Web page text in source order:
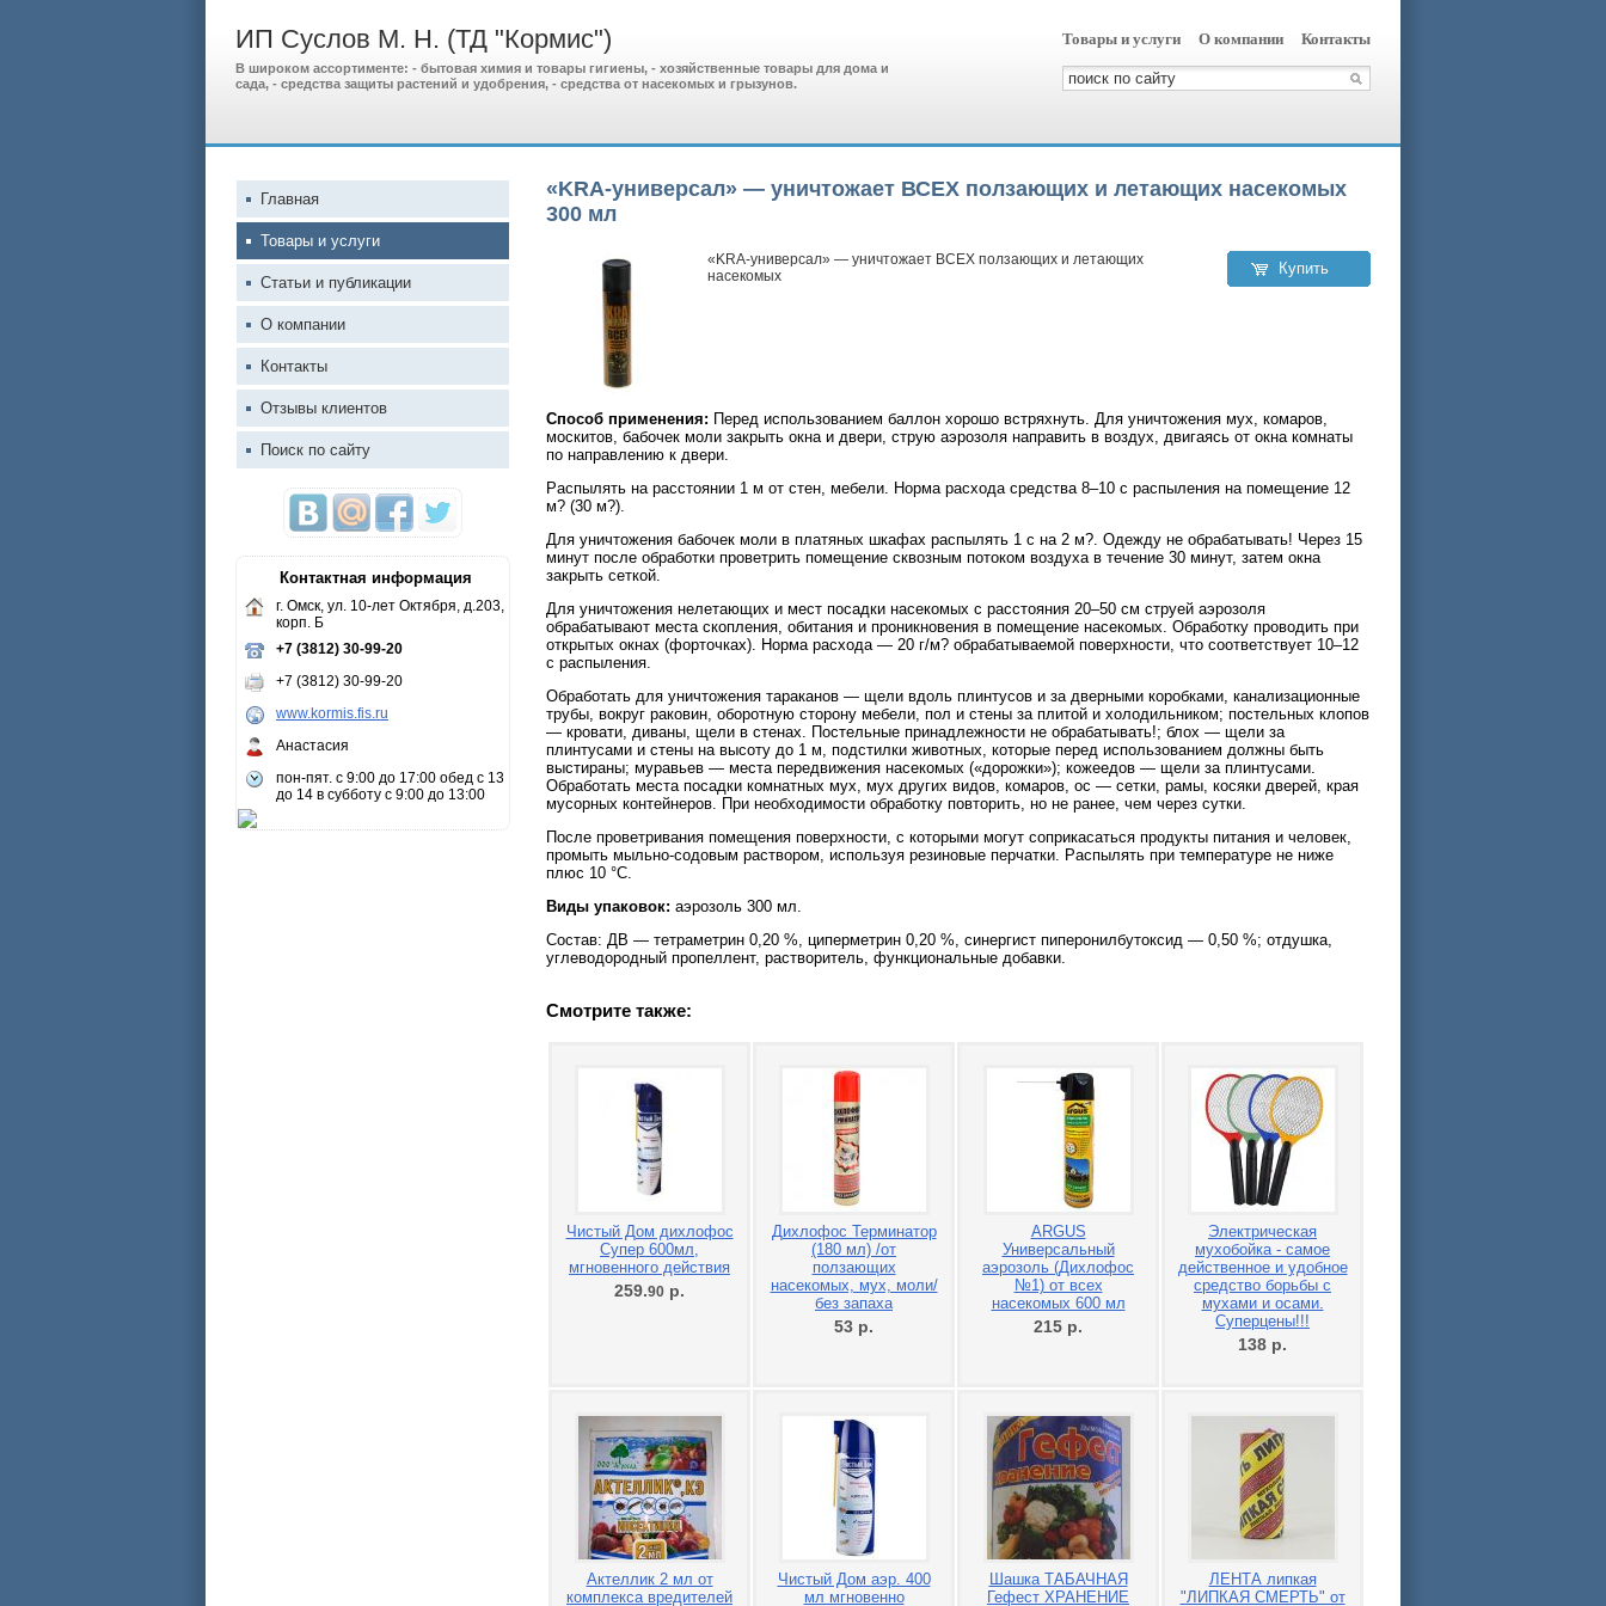
ИП Суслов М. Н. (ТД "Кормис")
В широком ассортименте: - бытовая химия и товары гигиены, - хозяйственные товары для дома и
сада, - средства защиты растений и удобрения, - средства от насекомых и грызунов.
Товары и услуги О компании Контакты
«KRA-универсал» — уничтожает ВСЕХ ползающих и летающих насекомых
300 мл
«KRA-универсал» — уничтожает ВСЕХ ползающих и летающих
насекомых
Купить
Способ применения: Перед использованием баллон хорошо встряхнуть. Для уничтожения мух, комаров,
москитов, бабочек моли закрыть окна и двери, струю аэрозоля направить в воздух, двигаясь от окна комнаты
по направлению к двери.
Распылять на расстоянии 1 м от стен, мебели. Норма расхода средства 8–10 с распыления на помещение 12
м? (30 м?).
Для уничтожения бабочек моли в платяных шкафах распылять 1 с на 2 м?. Одежду не обрабатывать! Через 15
минут после обработки проветрить помещение сквозным потоком воздуха в течение 30 минут, затем окна
закрыть сеткой.
Для уничтожения нелетающих и мест посадки насекомых с расстояния 20–50 см струей аэрозоля
обрабатывают места скопления, обитания и проникновения в помещение насекомых. Обработку проводить при
открытых окнах (форточках). Норма расхода — 20 г/м? обрабатываемой поверхности, что соответствует 10–12
с распыления.
Обработать для уничтожения тараканов — щели вдоль плинтусов и за дверными коробками, канализационные
трубы, вокруг раковин, оборотную сторону мебели, пол и стены за плитой и холодильником; постельных клопов
— кровати, диваны, щели в стенах. Постельные принадлежности не обрабатывать!; блох — щели за
плинтусами и стены на высоту до 1 м, подстилки животных, которые перед использованием должны быть
выстираны; муравьев — места передвижения насекомых («дорожки»); кожеедов — щели за плинтусами.
Обработать места посадки комнатных мух, мух других видов, комаров, ос — сетки, рамы, косяки дверей, края
мусорных контейнеров. При необходимости обработку повторить, но не ранее, чем через сутки.
После проветривания помещения поверхности, с которыми могут соприкасаться продукты питания и человек,
промыть мыльно-содовым раствором, используя резиновые перчатки. Распылять при температуре не ниже
плюс 10 °С.
Виды упаковок: аэрозоль 300 мл.
Состав: ДВ — тетраметрин 0,20 %, циперметрин 0,20 %, синергист пиперонилбутоксид — 0,50 %; отдушка,
углеводородный пропеллент, растворитель, функциональные добавки.
Смотрите также:
Чистый Дом дихлофос
Супер 600мл,
мгновенного действия
259.90 р.
Дихлофос Терминатор
(180 мл) /от
ползающих
насекомых, мух, моли/
без запаха
53 р.
ARGUS
Универсальный
аэрозоль (Дихлофос
№1) от всех
насекомых 600 мл
215 р.
Электрическая
мухобойка - самое
действенное и удобное
средство борьбы с
мухами и осами.
Суперцены!!!
138 р.
Актеллик 2 мл от
комплекса вредителей
Чистый Дом аэр. 400
мл мгновенно
Шашка ТАБАЧНАЯ
Гефест ХРАНЕНИЕ
ЛЕНТА липкая
"ЛИПКАЯ СМЕРТЬ" от
Главная
Товары и услуги
Статьи и публикации
О компании
Контакты
Отзывы клиентов
Поиск по сайту
Контактная информация
г. Омск, ул. 10-лет Октября, д.203,
корп. Б
+7 (3812) 30-99-20
+7 (3812) 30-99-20
www.kormis.fis.ru
Анастасия
пон-пят. с 9:00 до 17:00 обед с 13
до 14 в субботу с 9:00 до 13:00